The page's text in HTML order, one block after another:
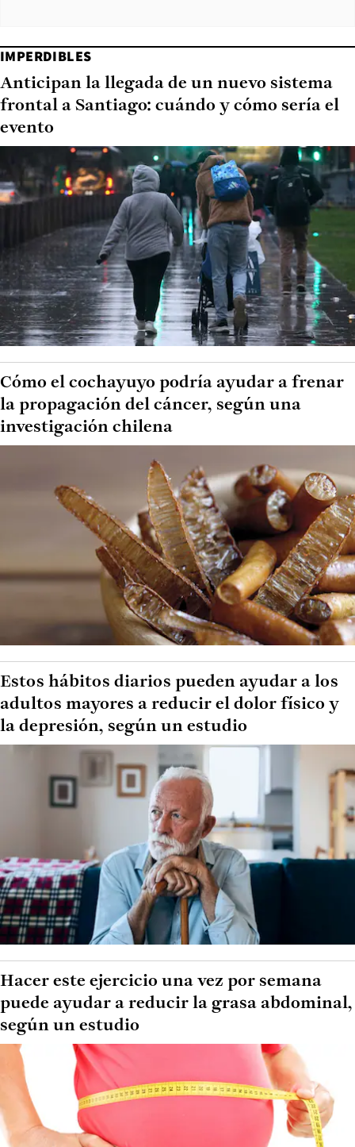
IMPERDIBLES
Anticipan la llegada de un nuevo sistema
frontal a Santiago: cuándo y cómo sería el
evento
Cómo el cochayuyo podría ayudar a frenar
la propagación del cáncer, según una
investigación chilena
Estos hábitos diarios pueden ayudar a los
adultos mayores a reducir el dolor físico y
la depresión, según un estudio
Hacer este ejercicio una vez por semana
puede ayudar a reducir la grasa abdominal,
según un estudio